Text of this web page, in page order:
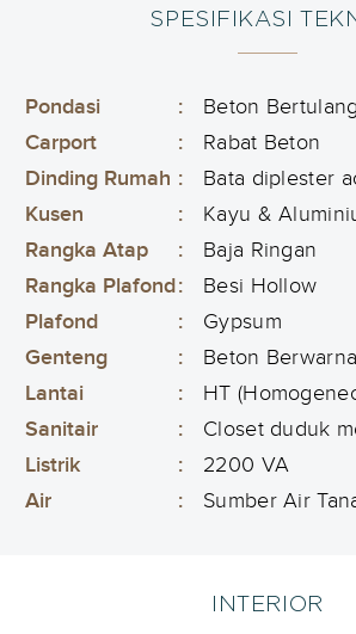
SPESIFIKASI
Pondasi :
Beton Bertulang
Carport
:
Rabat Beton
Dinding Rumah :
Bata diplester
Kusen
:
Kayu &
Rangka Atap
:
Baja Ringan
Rangka Plafond:
Besi Hollow
Plafond
:
Gypsum
Genteng
:
Beton Berwarna
Lantai
:
HT
Sanitair
:
Closet duduk
Listrik
:
2200 VA
Air
: Sumber Air
INTERIOR